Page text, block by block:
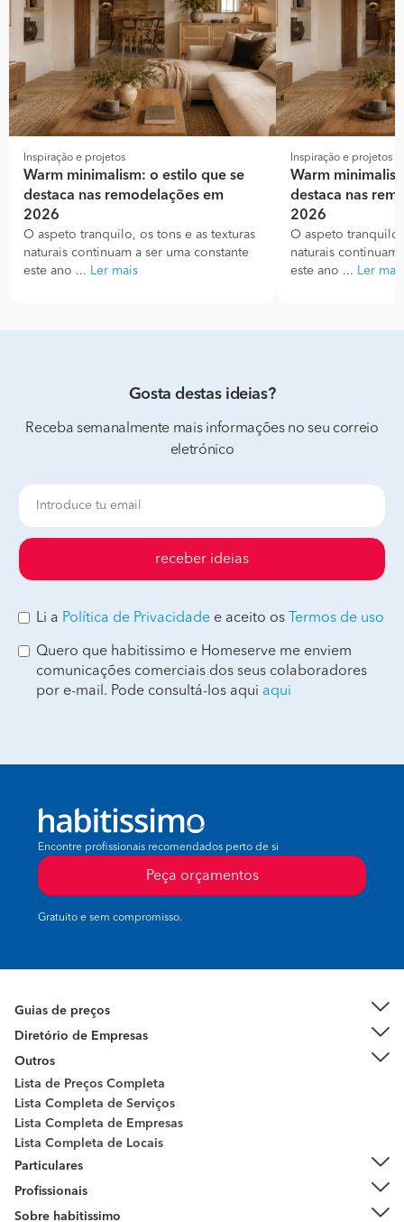
Inspiração e projetos
Warm minimalism: o estilo que se
destaca nas remodelações em
2026
O aspeto tranquilo, os tons e as texturas
naturais continuam a ser uma constante
este ano ... Ler mais
Inspiração e projetos
Warm
destaca nas
2026
O aspeto
naturais continuam
este ano ... Ler mais
Gosta destas ideias?
Receba semanalmente mais informações no seu correio
eletrónico
receber ideias
Li a Política de Privacidade e aceito os Termos de uso
Quero que habitissimo e Homeserve me enviem
comunicações comerciais dos seus colaboradores
por e-mail. Pode consultá-los aqui aqui
Encontre profissionais recomendados perto de si
Peça orçamentos
Gratuito e sem compromisso.
Guias de preços
Diretório de Empresas
Outros
Lista de Preços Completa
Lista Completa de Serviços
Lista Completa de Empresas
Lista Completa de Locais
Particulares
Profissionais
Sobre habitissimo